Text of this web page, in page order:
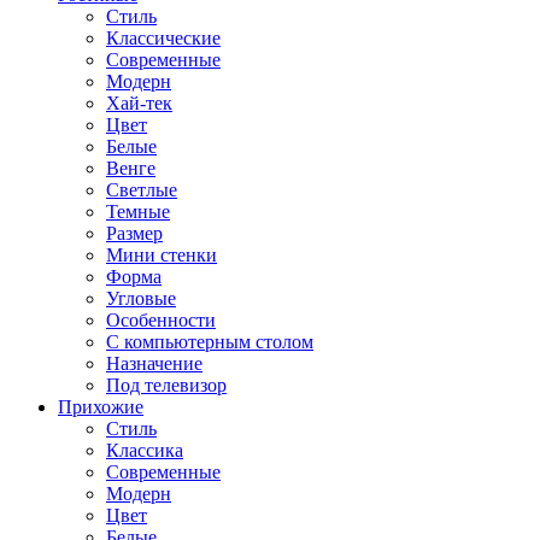
Стиль
Классические
Современные
Модерн
Хай-тек
Цвет
Белые
Венге
Светлые
Темные
Размер
Мини стенки
Форма
Угловые
Особенности
С компьютерным столом
Назначение
Под телевизор
Прихожие
Стиль
Классика
Современные
Модерн
Цвет